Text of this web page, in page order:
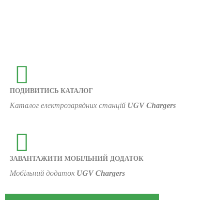
ПОДИВИТИСЬ КАТАЛОГ
Каталог електрозарядних станцій UGV Chargers
ЗАВАНТАЖИТИ МОБІЛЬНИЙ ДОДАТОК
Мобільний додаток UGV Chargers